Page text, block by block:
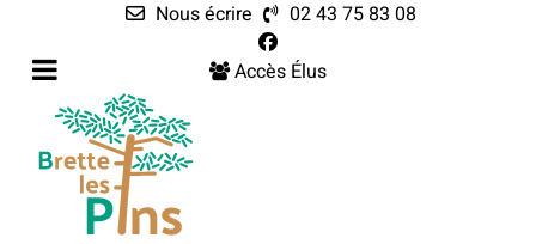
Nous écrire
02 43 75 83 08
Accès Élus